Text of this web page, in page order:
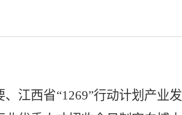
江西省“1269”行动计划产业发